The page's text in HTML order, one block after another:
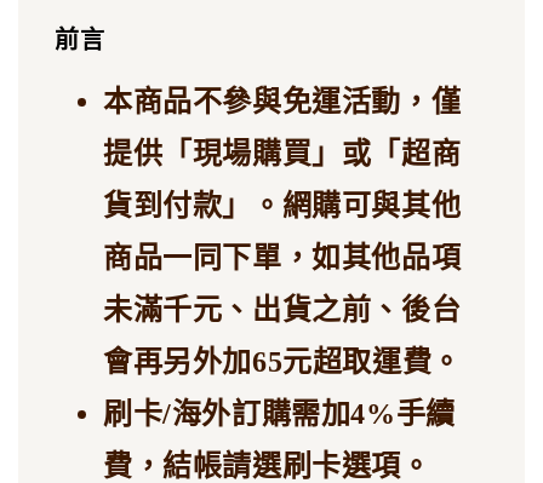
前言
本商品不參與免運活動，僅
提供「現場購買」或「超商
貨到付款」。網購可與其他
商品一同下單，如其他品項
未滿千元、出貨之前、後台
會再另外加65元超取運費。
刷卡/海外訂購需加4%手續
費，結帳請選刷卡選項。